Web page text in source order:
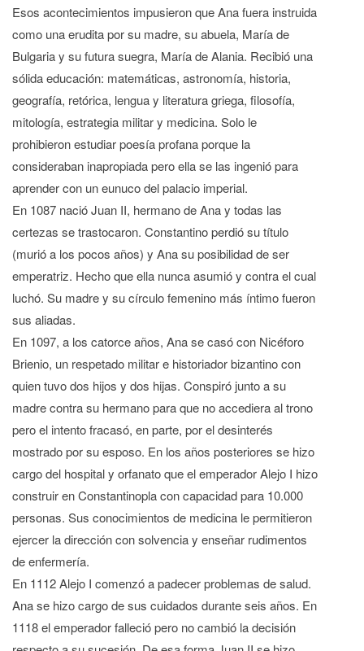
Esos acontecimientos impusieron que Ana fuera instruida
como una erudita por su madre, su abuela, María de
Bulgaria y su futura suegra, María de Alania. Recibió una
sólida educación: matemáticas, astronomía, historia,
geografía, retórica, lengua y literatura griega, filosofía,
mitología, estrategia militar y medicina. Solo le
prohibieron estudiar poesía profana porque la
consideraban inapropiada pero ella se las ingenió para
aprender con un eunuco del palacio imperial.
En 1087 nació Juan II, hermano de Ana y todas las
certezas se trastocaron. Constantino perdió su título
(murió a los pocos años) y Ana su posibilidad de ser
emperatriz. Hecho que ella nunca asumió y contra el cual
luchó. Su madre y su círculo femenino más íntimo fueron
sus aliadas.
En 1097, a los catorce años, Ana se casó con Nicéforo
Brienio, un respetado militar e historiador bizantino con
quien tuvo dos hijos y dos hijas. Conspiró junto a su
madre contra su hermano para que no accediera al trono
pero el intento fracasó, en parte, por el desinterés
mostrado por su esposo. En los años posteriores se hizo
cargo del hospital y orfanato que el emperador Alejo I hizo
construir en Constantinopla con capacidad para 10.000
personas. Sus conocimientos de medicina le permitieron
ejercer la dirección con solvencia y enseñar rudimentos
de enfermería.
En 1112 Alejo I comenzó a padecer problemas de salud.
Ana se hizo cargo de sus cuidados durante seis años. En
1118 el emperador falleció pero no cambió la decisión